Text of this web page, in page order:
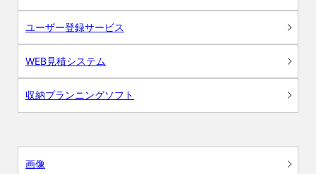
ユーザー登録サービス
WEB見積システム
収納プランニングソフト
画像